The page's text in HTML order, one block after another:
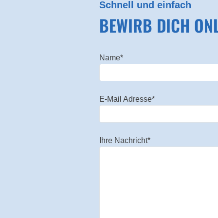
Schnell und einfach
BEWIRB DICH
Name*
E-Mail Adresse*
Ihre Nachricht*